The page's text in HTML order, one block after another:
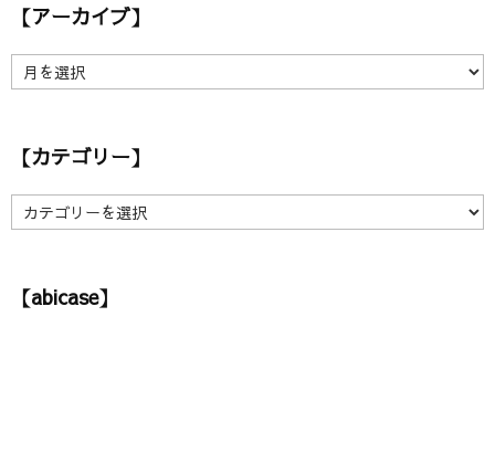
【アーカイブ】
ア
イ【カテゴリー】
【
カ
リ【abicase】